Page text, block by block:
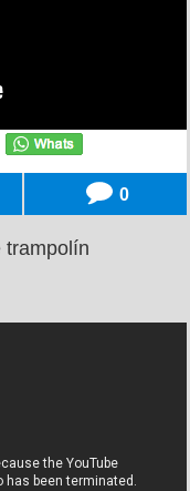
0
trampolín